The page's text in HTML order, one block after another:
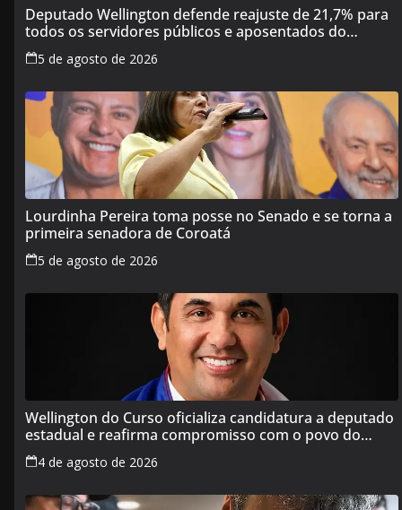
Deputado Wellington defende reajuste de 21,7% para
todos os servidores públicos e aposentados do
Maranhão
5 de agosto de 2026
Lourdinha Pereira toma posse no Senado e se torna a
primeira senadora de Coroatá
5 de agosto de 2026
Wellington do Curso oficializa candidatura a deputado
estadual e reafirma compromisso com o povo do
Maranhão
4 de agosto de 2026